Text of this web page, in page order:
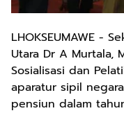
LHOKSEUMAWE -
Utara Dr A Murtala,
Sosialisasi dan
aparatur sipil
pensiun dalam